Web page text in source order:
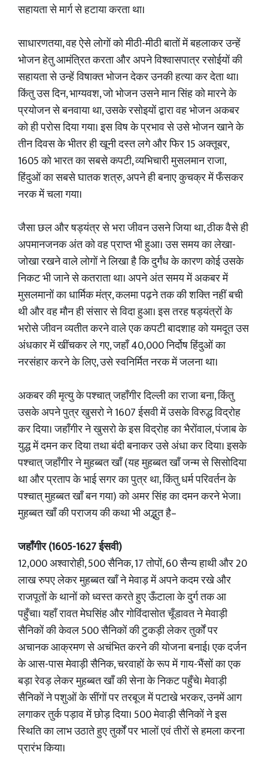
सहायता से मार्ग से हटाया करता था।
साधारणतया, वह ऐसे लोगों को मीठी-मीठी बातों में बहलाकर उन्हें
भोजन हेतु आमंत्रित करता और अपने विश्वासपात्र रसोईयों की
सहायता से उन्हें विषाक्त भोजन देकर उनकी हत्या कर देता था।
किंतु उस दिन, भाग्यवश, जो भोजन उसने मान सिंह को मारने के
प्रयोजन से बनवाया था, उसके रसोइयों द्वारा वह भोजन अकबर
को ही परोस दिया गया। इस विष के प्रभाव से उसे भोजन खाने के
तीन दिवस के भीतर ही खूनी दस्त लगे और फिर 15 अक्तूबर,
1605 को भारत का सबसे कपटी, व्यभिचारी मुसलमान राजा,
हिंदुओं का सबसे घातक शत्रु, अपने ही बनाए कुचक्र में फँसकर
नरक में चला गया।
जैसा छल और षड्यंत्र से भरा जीवन उसने जिया था, ठीक वैसे ही
अपमानजनक अंत को वह प्राप्त भी हुआ। उस समय का लेखा-
जोखा रखने वाले लोगों ने लिखा है कि दुर्गंध के कारण कोई उसके
निकट भी जाने से कतराता था। अपने अंत समय में अकबर में
मुसलमानों का धार्मिक मंत्र, कलमा पढ़ने तक की शक्ति नहीं बची
थी और वह मौन ही संसार से विदा हुआ। इस तरह षड्यंत्रों के
भरोसे जीवन व्यतीत करने वाले एक कपटी बादशाह को यमदूत उस
अंधकार में खींचकर ले गए, जहाँ 40,000 निर्दोष हिंदुओं का
नरसंहार करने के लिए, उसे स्वनिर्मित नरक में जलना था।
अकबर की मृत्यु के पश्चात् जहाँगीर दिल्ली का राजा बना, किंतु
उसके अपने पुत्र खुसरो ने 1607 ईसवी में उसके विरुद्ध विद्रोह
कर दिया। जहाँगीर ने खुसरो के इस विद्रोह का भैरोंवाल, पंजाब के
युद्ध में दमन कर दिया तथा बंदी बनाकर उसे अंधा कर दिया। इसके
पश्चात् जहाँगीर ने मुहब्बत खाँ (यह मुहब्बत खाँ जन्म से सिसोदिया
था और प्रताप के भाई सगर का पुत्र था, किंतु धर्म परिवर्तन के
पश्चात् मुहब्बत खाँ बन गया) को अमर सिंह का दमन करने भेजा।
मुहब्बत खाँ की पराजय की कथा भी अद्भुत है–
जहाँगीर (1605-1627 ईसवी)
12,000 अश्वारोही, 500 सैनिक, 17 तोपों, 60 सैन्य हाथी और 20
लाख रुपए लेकर मुहब्बत खाँ ने मेवाड़ में अपने कदम रखे और
राजपूतों के थानों को ध्वस्त करते हुए ऊँटाला के दुर्ग तक आ
पहुँचा। यहाँ रावत मेघसिंह और गोविंदासोत चूँडावत ने मेवाड़ी
सैनिकों की केवल 500 सैनिकों की टुकड़ी लेकर तुर्कों पर
अचानक आक्रमण से अचंभित करने की योजना बनाई। एक दर्जन
के आस-पास मेवाड़ी सैनिक, चरवाहों के रूप में गाय-भैंसों का एक
बड़ा रेवड़ लेकर मुहब्बत खाँ की सेना के निकट पहुँचे। मेवाड़ी
सैनिकों ने पशुओं के सींगों पर तरबूज में पटाखे भरकर, उनमें आग
लगाकर तुर्क पड़ाव में छोड़ दिया। 500 मेवाड़ी सैनिकों ने इस
स्थिति का लाभ उठाते हुए तुर्कों पर भालों एवं तीरों से हमला करना
प्रारंभ किया।